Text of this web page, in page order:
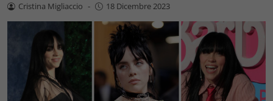
Cristina Migliaccio - 18 Dicembre 2023